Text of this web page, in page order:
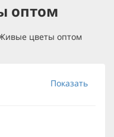
оптом
цветы оптом
Показать